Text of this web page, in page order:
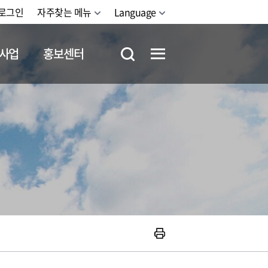
그인 자주찾는 메뉴 Language
업 홍보센터